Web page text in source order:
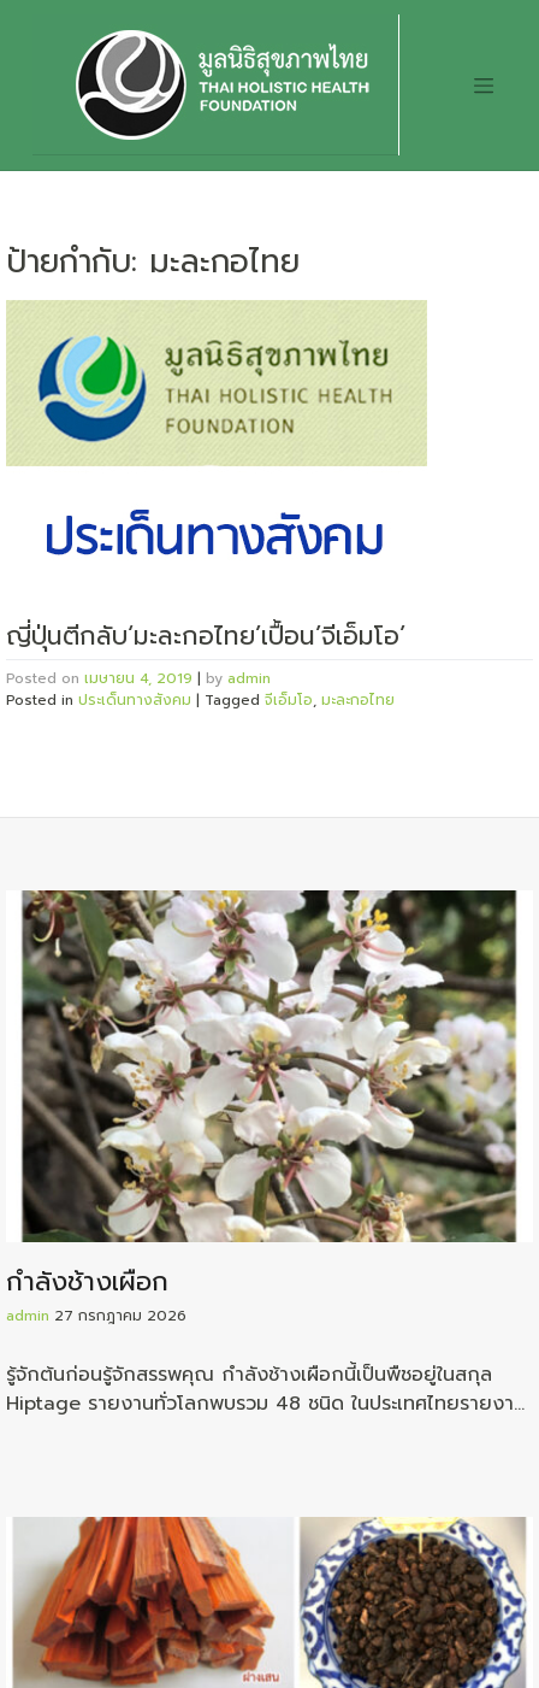
ป้ายกำกับ: มะละกอไทย
ญี่ปุ่นตีกลับ‘มะละกอไทย’เปื้อน’จีเอ็มโอ’
Posted on เมษายน 4, 2019 | by admin
Posted in ประเด็นทางสังคม | Tagged จีเอ็มโอ, มะละกอไทย
กำลังช้างเผือก
admin 27 กรกฎาคม 2026
รู้จักต้นก่อนรู้จักสรรพคุณ กำลังช้างเผือกนี้เป็นพืชอยู่ในสกุล
Hiptage รายงานทั่วโลกพบรวม 48 ชนิด ในประเทศไทยรายงาน